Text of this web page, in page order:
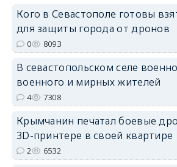
Кого в Севастополе готовы
для защиты города от дронов
0 8093
В севастопольском селе
военного и мирных жителей
4 7308
Крымчанин печатал боевые
3D-принтере в своей квартире
2 6532